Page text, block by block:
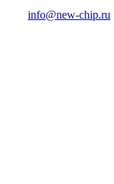
info@new-chip.ru